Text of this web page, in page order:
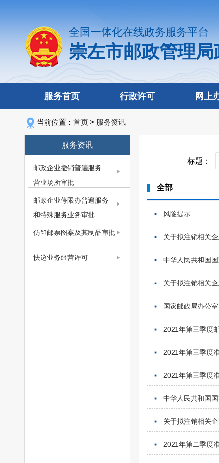
全国一体化在线政务服务平台
崇左市邮政管理
服务首页 行政许可 网上
当前位置： 首页 > 服务资讯
服务资讯
邮政企业撤销普遍服务
营业场所审批
邮政企业停限办普遍服务
和特殊服务业务审批
仿印邮票图案及其制品审批
快递业务经营许可
标题：
全部
风险提示
关于拟注销相关
中华人民共和国
关于拟注销相关
国家邮政局办公
2021年第三季度
2021年第三季度
2021年第三季度
中华人民共和国
关于拟注销相关
2021年第二季度